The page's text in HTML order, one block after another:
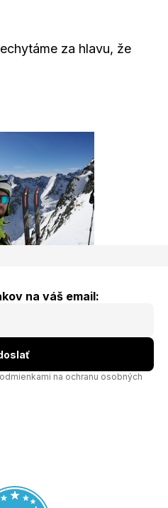
za hlavu, že
na váš email:
na ochranu osobných